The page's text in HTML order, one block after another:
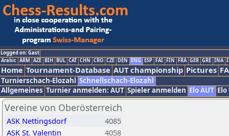
Logged on: Gast
Arabic ARM AZE BIH BUL CAT CHN CRO CZE DEN ENG ESP FAI FIN FRA GER GRE INA
Home Tournament-Database AUT championship Pictures
Turnierschach-Elozahl Schnellschach-Elozahl
Allgemeines Turnier anmelden: AUT Spieler anmelden Elo AUT
Vereine von Oberösterreich
ASK Nettingsdorf
4085
ASK St. Valentin
4058